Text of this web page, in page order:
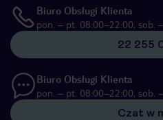
Biuro Obsługi Klienta
pon. – pt. 08:00–22:00, sob.
22 255
Biuro Obsługi Klienta
pon. – pt. 08:00–22:00, sob.
Czat w